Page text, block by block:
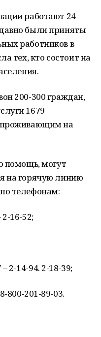
работают 24
были приняты
работников в
тех, кто состоит на
200-300 граждан,
1679
проживающим на
помощь, могут
на горячую линию
телефонам:
16-52;
2-14-94. 2-18-39;
800-201-89-03.